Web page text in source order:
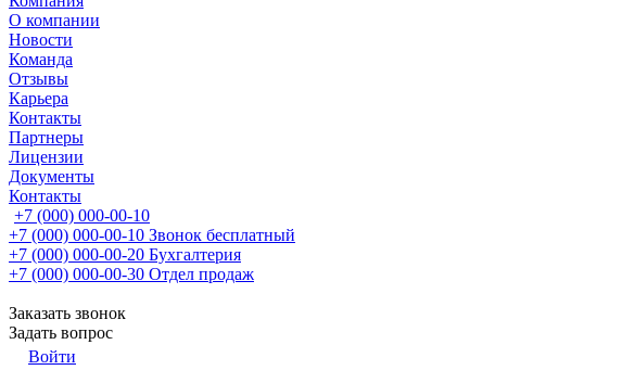
О компании
Новости
Команда
Отзывы
Карьера
Контакты
Партнеры
Лицензии
Документы
Контакты
+7 (000) 000-00-10
+7 (000) 000-00-10 Звонок бесплатный
+7 (000) 000-00-20 Бухгалтерия
+7 (000) 000-00-30 Отдел продаж
Заказать звонок
Задать вопрос
Войти